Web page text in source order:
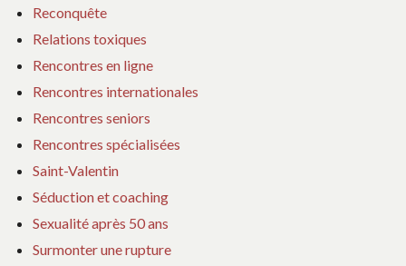
Reconquête
Relations toxiques
Rencontres en ligne
Rencontres internationales
Rencontres seniors
Rencontres spécialisées
Saint-Valentin
Séduction et coaching
Sexualité après 50 ans
Surmonter une rupture